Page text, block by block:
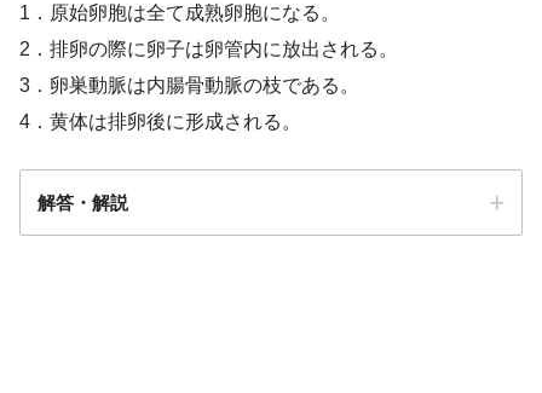
1．原始卵胞は全て成熟卵胞になる。
2．排卵の際に卵子は卵管内に放出される。
3．卵巣動脈は内腸骨動脈の枝である。
4．黄体は排卵後に形成される。
解答・解説